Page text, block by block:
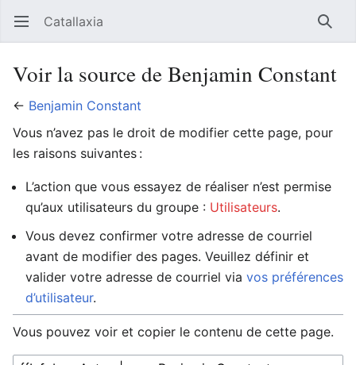
Ouvrir le menu principal Catallaxia
Voir la source de Benjamin Constant
← Benjamin Constant
Vous n’avez pas le droit de modifier cette page, pour
les raisons suivantes :
L’action que vous essayez de réaliser n’est permise
qu’aux utilisateurs du groupe : Utilisateurs.
Vous devez confirmer votre adresse de courriel
avant de modifier des pages. Veuillez définir et
valider votre adresse de courriel via vos préférences
d’utilisateur.
Vous pouvez voir et copier le contenu de cette page.